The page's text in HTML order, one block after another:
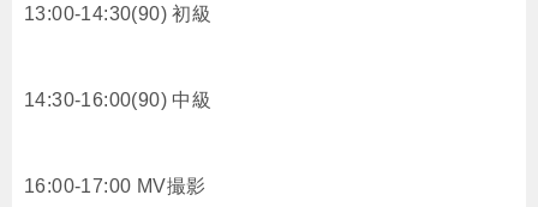
13:00-14:30(90) 初級
14:30-16:00(90) 中級
16:00-17:00 MV撮影